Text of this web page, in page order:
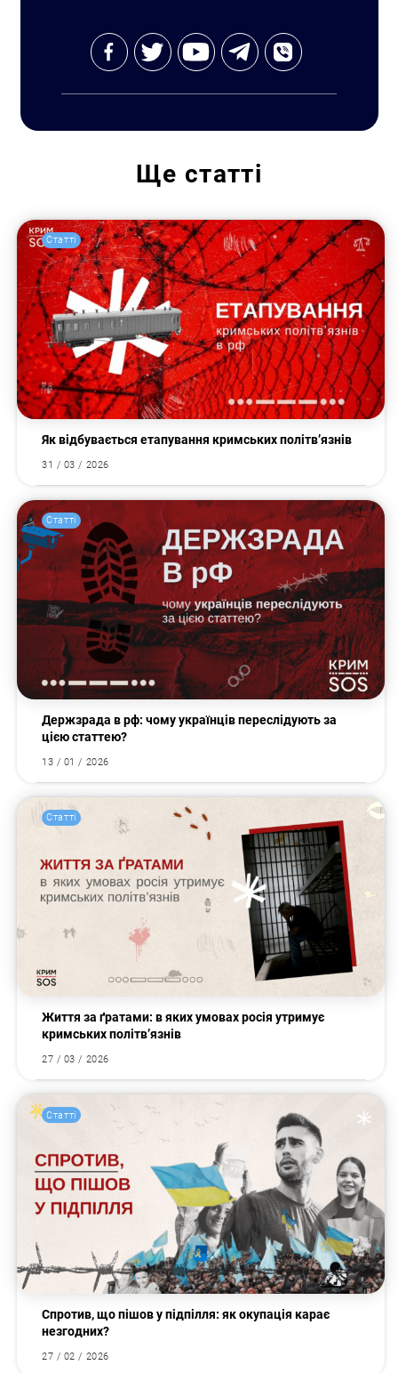
Ще статті
Статті
Як відбувається етапування кримських політв’язнів
31 / 03 / 2026
Статті
Держзрада в рф: чому українців переслідують за
цією статтею?
13 / 01 / 2026
Статті
Життя за ґратами: в яких умовах росія утримує
кримських політв’язнів
27 / 03 / 2026
Статті
Спротив, що пішов у підпілля: як окупація карає
незгодних?
27 / 02 / 2026